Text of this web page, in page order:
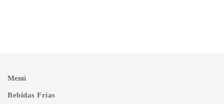
Menú
Bebidas Frías